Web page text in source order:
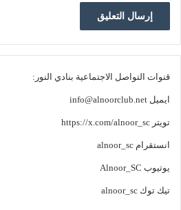
قنوات التواصل الاجتماعية بنادي النور:
ايميل info@alnoorclub.net
تويتر https://x.com/alnoor_sc
انستقرام alnoor_sc
يوتيوب Alnoor_SC
تيك توك alnoor_sc